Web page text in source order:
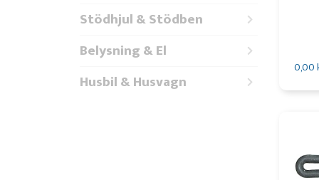
Stödhjul & Stödben
Belysning & El
Husbil & Husvagn
0,00